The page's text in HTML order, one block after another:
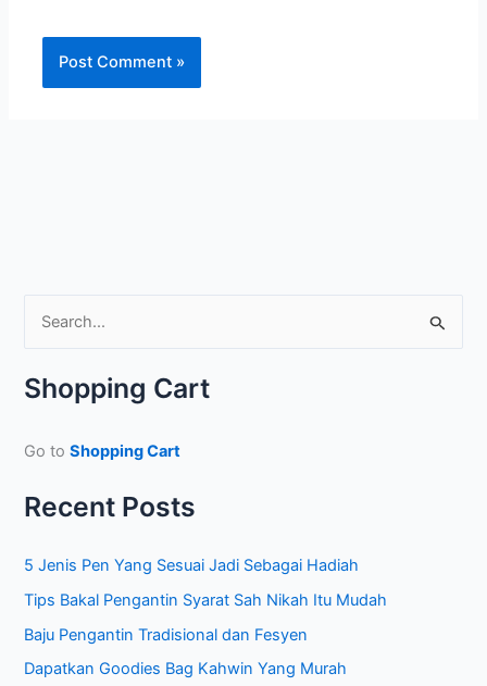
r
f
r
:
Shopping Cart
Go toShopping Cart
Recent Posts
5 Jenis Pen Yang Sesuai Jadi Sebagai Hadiah
Tips Bakal Pengantin Syarat Sah Nikah Itu Mudah
Baju Pengantin Tradisional dan Fesyen
Dapatkan Goodies Bag Kahwin Yang Murah